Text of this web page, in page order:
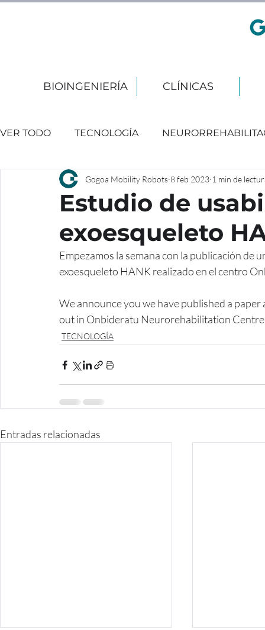
BIOINGENIERÍA CLÍNICAS
VER TODO TECNOLOGÍA
EVENTOS
Estudio de
exoesqueleto
Gogoa Mobility Robots 8 feb 2023 1 min de
Empezamos la semana con la publicación de
exoesqueleto HANK realizado en el centro
We announce you we have published a
out in Onbideratu Neurorehabilitation
TECNOLOGÍA
Entradas relacionadas